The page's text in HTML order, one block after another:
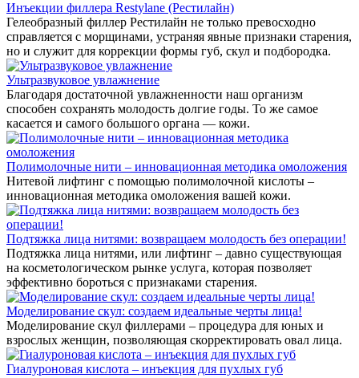
Инъекции филлера Restylane (Рестилайн)
Гелеобразный филлер Рестилайн не только превосходно
справляется с морщинами, устраняя явные признаки старения,
но и служит для коррекции формы губ, скул и подбородка.
Ультразвуковое увлажнение
Благодаря достаточной увлажненности наш организм
способен сохранять молодость долгие годы. То же самое
касается и самого большого органа — кожи.
Полимолочные нити – инновационная методика омоложения
Нитевой лифтинг с помощью полимолочной кислоты –
инновационная методика омоложения вашей кожи.
Подтяжка лица нитями: возвращаем молодость без операции!
Подтяжка лица нитями, или лифтинг – давно существующая
на косметологическом рынке услуга, которая позволяет
эффективно бороться с признаками старения.
Моделирование скул: создаем идеальные черты лица!
Моделирование скул филлерами – процедура для юных и
взрослых женщин, позволяющая скорректировать овал лица.
Гиалуроновая кислота – инъекция для пухлых губ